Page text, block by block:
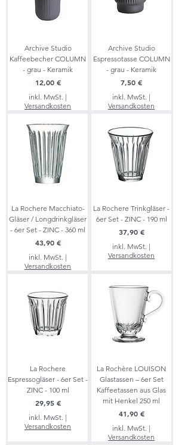
Archive Studio
Kaffeebecher COLUMN
- grau - Keramik
Preis
12,00 €
inkl. MwSt. |
Versandkosten
Archive Studio
Espressotasse COLUMN
- grau - Keramik
Preis
7,50 €
inkl. MwSt. |
Versandkosten
La Rochere Macchiato-
Gläser / Longdrinkgläser
- 6er Set - ZINC - 360 ml
Preis
43,90 €
inkl. MwSt. |
Versandkosten
La Rochere Trinkgläser -
6er Set - ZINC - 190 ml
Preis
37,90 €
inkl. MwSt. |
Versandkosten
La Rochere
Espressogläser - 6er Set -
ZINC - 100 ml
Preis
29,95 €
inkl. MwSt. |
Versandkosten
La Rochère LOUISON
Glastassen – 6er Set
Kaffeetassen aus Glas
mit Henkel 250 ml
Preis
41,90 €
inkl. MwSt. |
Versandkosten